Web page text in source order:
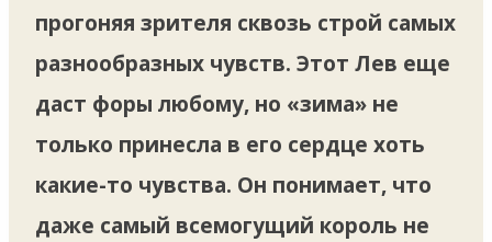
прогоняя зрителя сквозь строй самых
разнообразных чувств. Этот Лев еще
даст форы любому, но «зима» не
только принесла в его сердце хоть
какие-то чувства. Он понимает, что
даже самый всемогущий король не